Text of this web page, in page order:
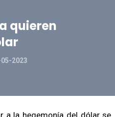
quieren
2023
a la hegemonía del dólar se